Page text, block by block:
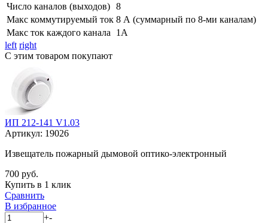
Число каналов (выходов) 8
Макс коммутируемый ток 8 А (суммарный по 8-ми каналам)
Макс ток каждого канала
1А
left right
С этим товаром покупают
ИП 212-141 V1.03
Артикул: 19026
Извещатель пожарный дымовой оптико-электронный
700 руб.
Купить в 1 клик
Сравнить
В избранное
+-